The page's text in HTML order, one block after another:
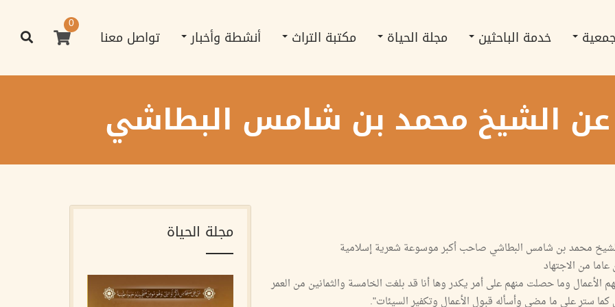
خدمة الباحثين مجلة الحياة مكتبة التراث أنشطة وأخبار تواصل معنا
0
عن الشيخ محمد بن شامس البطاشي
محمد بن شامس البطاشي صاحب أكبر موسوعة شعرية إسلامية
من الاجتهاد
الأعمال وما حصلت منهم على أمر يكدر وها أنا قد بلغت الخامسة والثمانين من العمر
ستر على ما مضى وأسأله قبول الأعمال وتكفير السيئات".
مجلة الحياة